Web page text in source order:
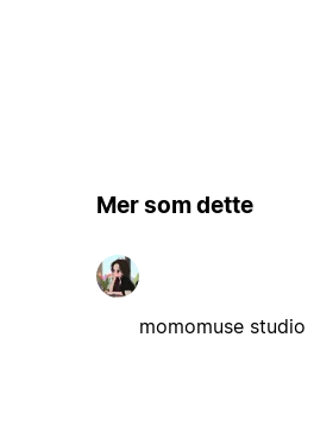
Mer som dette
momomuse studio